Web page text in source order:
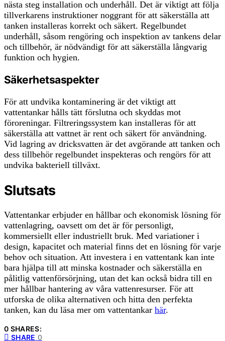
nästa steg installation och underhåll. Det är viktigt att följa
tillverkarens instruktioner noggrant för att säkerställa att
tanken installeras korrekt och säkert. Regelbundet
underhåll, såsom rengöring och inspektion av tankens delar
och tillbehör, är nödvändigt för att säkerställa långvarig
funktion och hygien.
Säkerhetsaspekter
För att undvika kontaminering är det viktigt att
vattentankar hålls tätt förslutna och skyddas mot
föroreningar. Filtreringssystem kan installeras för att
säkerställa att vattnet är rent och säkert för användning.
Vid lagring av dricksvatten är det avgörande att tanken och
dess tillbehör regelbundet inspekteras och rengörs för att
undvika bakteriell tillväxt.
Slutsats
Vattentankar erbjuder en hållbar och ekonomisk lösning för
vattenlagring, oavsett om det är för personligt,
kommersiellt eller industriellt bruk. Med variationer i
design, kapacitet och material finns det en lösning för varje
behov och situation. Att investera i en vattentank kan inte
bara hjälpa till att minska kostnader och säkerställa en
pålitlig vattenförsörjning, utan det kan också bidra till en
mer hållbar hantering av våra vattenresurser. För att
utforska de olika alternativen och hitta den perfekta
tanken, kan du läsa mer om vattentankar här.
0 SHARES:
SHARE 0